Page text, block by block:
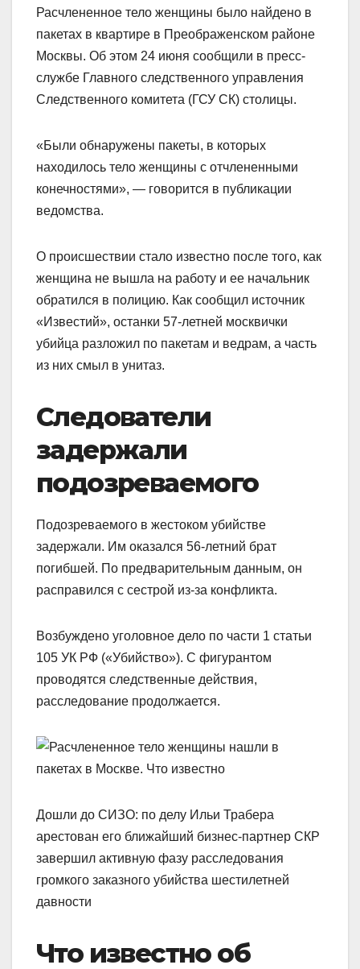
Расчлененное тело женщины было найдено в
пакетах в квартире в Преображенском районе
Москвы. Об этом 24 июня сообщили в пресс-
службе Главного следственного управления
Следственного комитета (ГСУ СК) столицы.
«Были обнаружены пакеты, в которых
находилось тело женщины с отчлененными
конечностями», — говорится в публикации
ведомства.
О происшествии стало известно после того, как
женщина не вышла на работу и ее начальник
обратился в полицию. Как сообщил источник
«Известий», останки 57-летней москвички
убийца разложил по пакетам и ведрам, а часть
из них смыл в унитаз.
Следователи
задержали
подозреваемого
Подозреваемого в жестоком убийстве
задержали. Им оказался 56-летний брат
погибшей. По предварительным данным, он
расправился с сестрой из-за конфликта.
Возбуждено уголовное дело по части 1 статьи
105 УК РФ («Убийство»). С фигурантом
проводятся следственные действия,
расследование продолжается.
Дошли до СИЗО: по делу Ильи Трабера
арестован его ближайший бизнес-партнер СКР
завершил активную фазу расследования
громкого заказного убийства шестилетней
давности
Что известно об